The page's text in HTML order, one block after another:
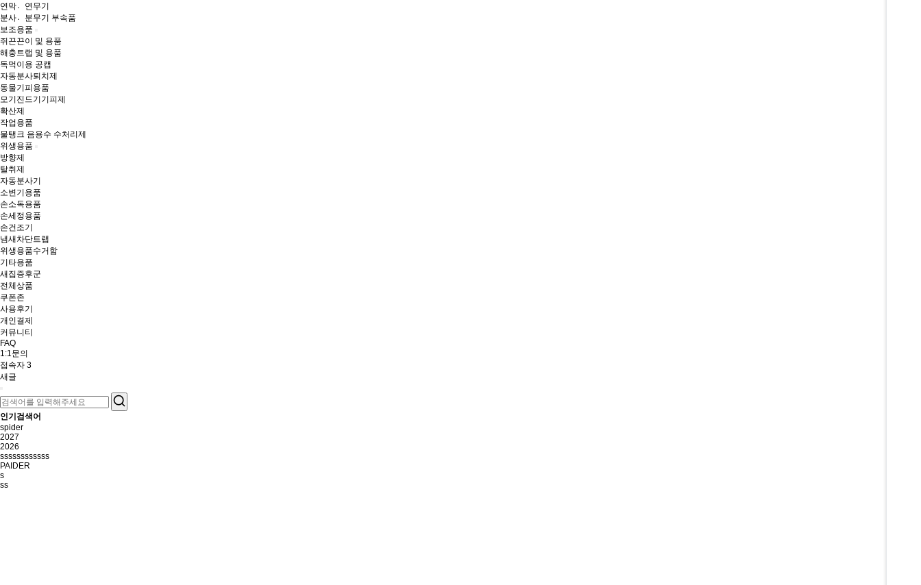
연막연〮무기
분사분〮무기 부속품
보조용품
쥐끈끈이 및 용품
해충트랩 및 용품
독먹이용 공캡
자동분사퇴치제
동물기피용품
모기진드기기피제
확산제
작업용품
물탱크 음용수 수처리제
위생용품
방향제
탈취제
자동분사기
소변기용품
손소독용품
손세정용품
손건조기
냄새차단트랩
위생용품수거함
기타용품
새집증후군
전체상품
쿠폰존
사용후기
개인결제
커뮤니티
FAQ
1:1문의
접속자 3
새글
인기검색어
spider
2027
2026
ssssssssssss
PAIDER
s
ss